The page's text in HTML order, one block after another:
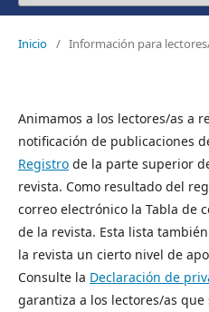
Inicio / Información para
Animamos a los lectores/as a
notificación de publicaciones
Registro de la parte superior
revista. Como resultado del
correo electrónico la Tabla de
de la revista. Esta lista
la revista un cierto nivel de
Consulte la Declaración de
garantiza a los lectores/as